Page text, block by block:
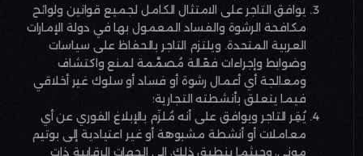
يوافق التاجر على الامتثال الكامل لجميع قوانين ولوائح
مكافحة الرشوة والفساد المعمول بها في دولة الإمارات
العربية المتحدة. ويلتزم التاجر بالحفاظ على سياسات
وضوابط وإجراءات فعّالة مُصمَّمة لمنع واكتشاف
ومعالجة أي أعمال رشوة أو فساد أو سلوك غير أخلاقي
فيما يتعلق بأنشطته التجارية؛
يُقِر التاجر ويوافق على أنه مُلزَم بالإبلاغ الفوري عن أي
معاملات أو أنشطة مشبوهة أو غير اعتيادية إلى بوتيم
موني، وحيثما ينطبق ذلك، إلى الجهات الرقابية ذات